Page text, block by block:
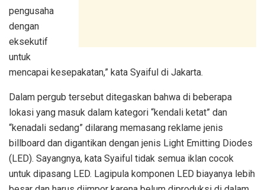
pengusaha
dengan
eksekutif
untuk
mencapai kesepakatan,” kata Syaiful di Jakarta.
Dalam pergub tersebut ditegaskan bahwa di beberapa
lokasi yang masuk dalam kategori “kendali ketat” dan
“kenadali sedang” dilarang memasang reklame jenis
billboard dan digantikan dengan jenis Light Emitting Diodes
(LED). Sayangnya, kata Syaiful tidak semua iklan cocok
untuk dipasang LED. Lagipula komponen LED biayanya lebih